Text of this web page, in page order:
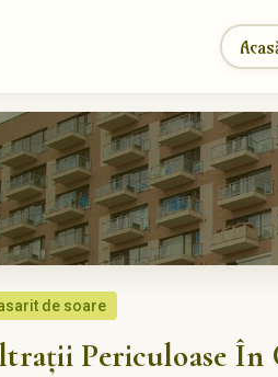
de soare
Periculoase În